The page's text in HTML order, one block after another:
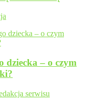
dziecka – o czym
serwisu